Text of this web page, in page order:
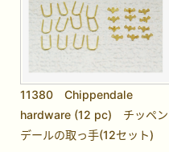
11380 Chippendale
hardware (12 pc) チッペン
デールの取っ手(12セット)